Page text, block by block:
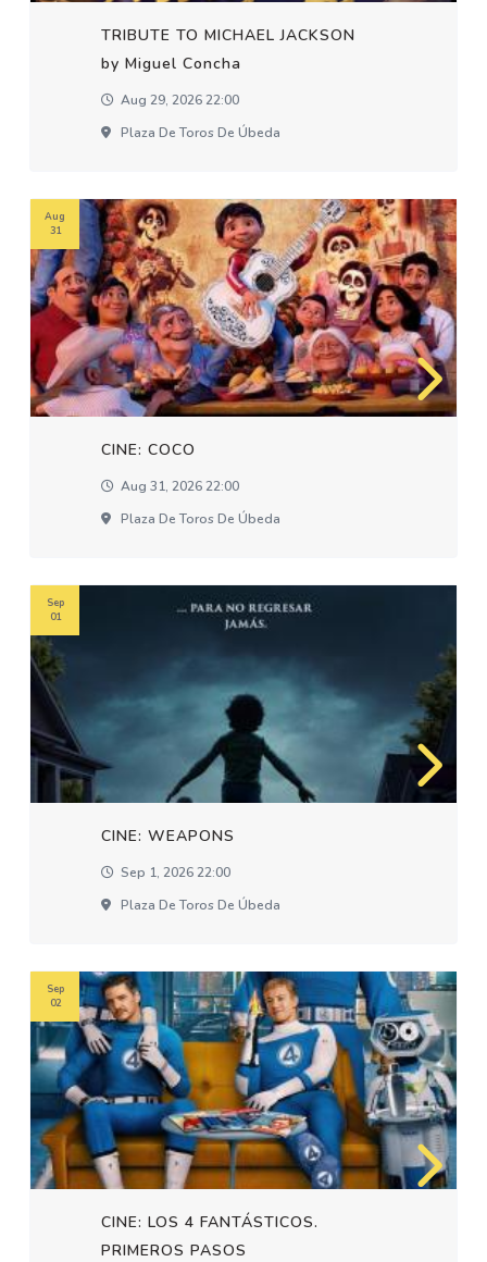
TRIBUTE TO MICHAEL JACKSON
by Miguel Concha
Aug 29, 2026 22:00
Plaza De Toros De Úbeda
CINE: COCO
Aug 31, 2026 22:00
Plaza De Toros De Úbeda
Aug
31
CINE: WEAPONS
Sep 1, 2026 22:00
Plaza De Toros De Úbeda
Sep
01
CINE: LOS 4 FANTÁSTICOS.
PRIMEROS PASOS
Sep
02